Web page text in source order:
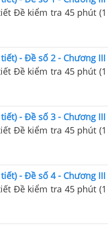
Đề kiểm tra 45 phút
- Đề số 2 - Chương III
Đề kiểm tra 45 phút
- Đề số 3 - Chương III
Đề kiểm tra 45 phút
- Đề số 4 - Chương III
Đề kiểm tra 45 phút